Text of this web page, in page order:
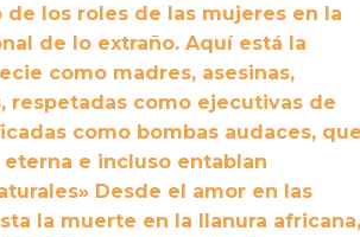
los roles de las mujeres en la
de lo extraño. Aquí está la
como madres, asesinas,
respetadas como ejecutivas de
como bombas audaces,
e incluso entablan
Desde el amor en las
la muerte en la llanura